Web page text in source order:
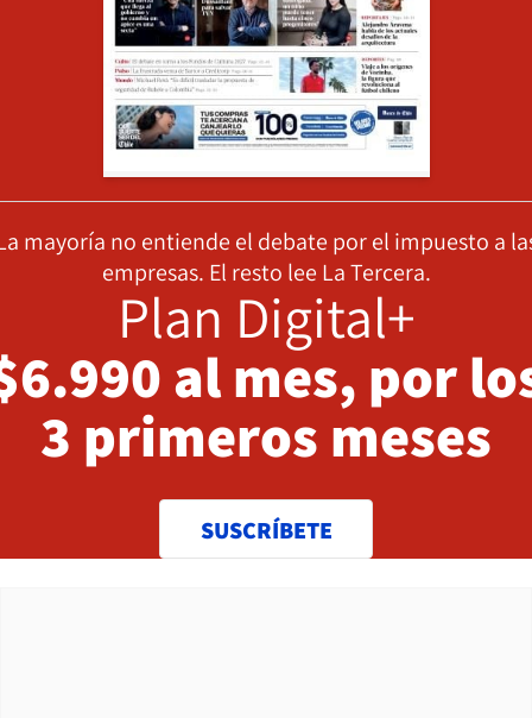
mayoría no entiende el debate por el impuesto a
empresas. El resto lee La Tercera.
Plan Digital+
al mes, por
3 primeros meses
SUSCRÍBETE